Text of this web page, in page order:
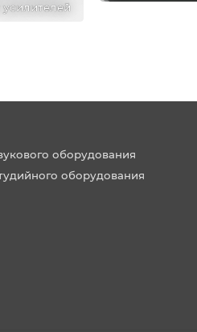
оборудования
оборудования